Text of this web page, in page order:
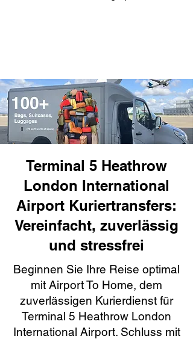
Terminal 5 Heathrow
London International
Airport Kuriertransfers:
Vereinfacht, zuverlässig
und stressfrei
Beginnen Sie Ihre Reise optimal
mit Airport To Home, dem
zuverlässigen Kurierdienst für
Terminal 5 Heathrow London
International Airport. Schluss mit